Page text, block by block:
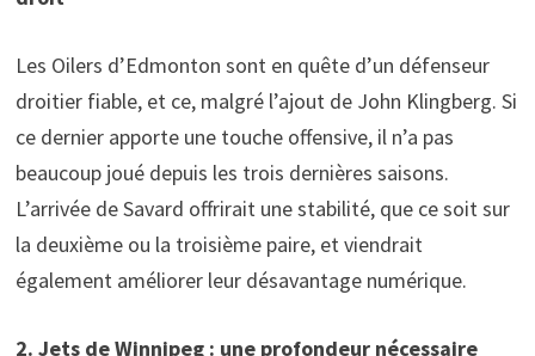
Les Oilers d’Edmonton sont en quête d’un défenseur
droitier fiable, et ce, malgré l’ajout de John Klingberg. Si
ce dernier apporte une touche offensive, il n’a pas
beaucoup joué depuis les trois dernières saisons.
L’arrivée de Savard offrirait une stabilité, que ce soit sur
la deuxième ou la troisième paire, et viendrait
également améliorer leur désavantage numérique.
2. Jets de Winnipeg : une profondeur nécessaire